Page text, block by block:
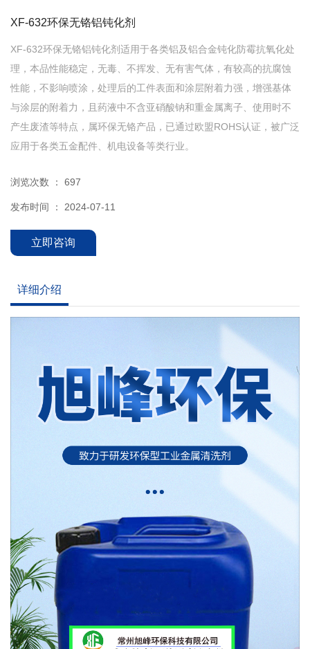
XF-632环保无铬铝钝化剂
XF-632环保无铬铝钝化剂适用于各类铝及铝合金钝化防霉抗氧化处
理，本品性能稳定，无毒、不挥发、无有害气体，有较高的抗腐蚀
性能，不影响喷涂，处理后的工件表面和涂层附着力强，增强基体
与涂层的附着力，且药液中不含亚硝酸钠和重金属离子、使用时不
产生废渣等特点，属环保无铬产品，已通过欧盟ROHS认证，被广泛
应用于各类五金配件、机电设备等类行业。
浏览次数 ： 697
发布时间 ： 2024-07-11
立即咨询
详细介绍